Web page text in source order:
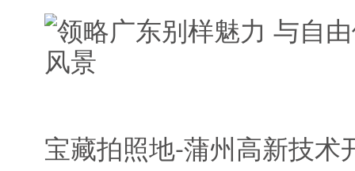
宝藏拍照地-蒲州高新技术